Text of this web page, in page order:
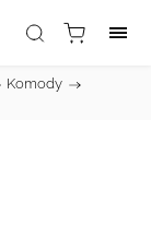
Komody /